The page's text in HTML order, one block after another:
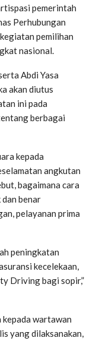
pemerintah
Perhubungan
pemilihan
nasional.
Abdi Yasa
akan diutus
ini pada
berbagai
kepada
angkutan
bagaimana cara
dan benar
pelayanan prima
peningkatan
kecelekaan,
Driving bagi sopir,”
wartawan
yang dilaksanakan,